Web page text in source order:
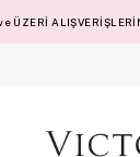
ÜZERİ